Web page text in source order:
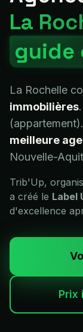
La
guide
La Rochelle
immobilières
meilleure
Nouvelle-
Trib'Up,
a créé le Label
d'excellence
Prix